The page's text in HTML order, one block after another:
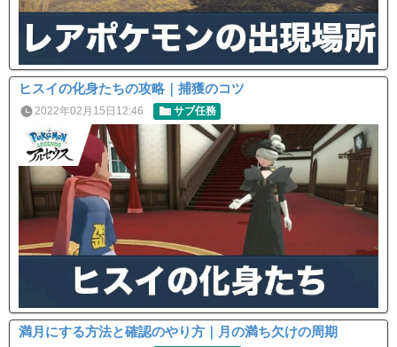
ヒスイの化身たちの攻略｜捕獲のコツ
2022年02月15日12:46 サブ任務
満月にする方法と確認のやり方｜月の満ち欠けの周期